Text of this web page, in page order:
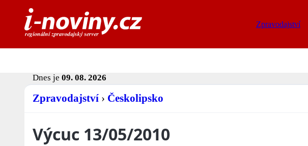
Zpravodajství
Dnes je 09. 08. 2026
Zpravodajství › Českolipsko
Výcuc 13/05/2010